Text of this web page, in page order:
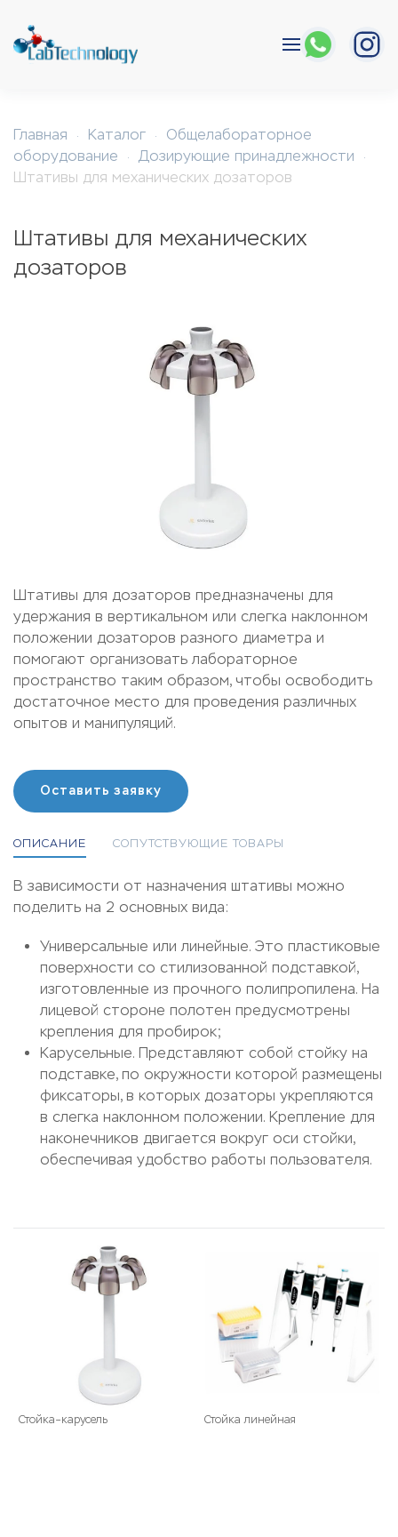
Перейти к содержимому
Главная Каталог
Общелабораторное
оборудование
Дозирующие принадлежности
Штативы для механических дозаторов
Штативы для механических
дозаторов
Штативы для дозаторов предназначены для
удержания в вертикальном или слегка наклонном
положении дозаторов разного диаметра и
помогают организовать лабораторное
пространство таким образом, чтобы освободить
достаточное место для проведения различных
опытов и манипуляций.
Оставить заявку
ОПИСАНИЕ СОПУТСТВУЮЩИЕ ТОВАРЫ
В зависимости от назначения штативы можно
поделить на 2 основных вида:
Универсальные или линейные. Это пластиковые
поверхности со стилизованной подставкой,
изготовленные из прочного полипропилена. На
лицевой стороне полотен предусмотрены
крепления для пробирок;
Карусельные. Представляют собой стойку на
подставке, по окружности которой размещены
фиксаторы, в которых дозаторы укрепляются
в слегка наклонном положении. Крепление для
наконечников двигается вокруг оси стойки,
обеспечивая удобство работы пользователя.
Стойка–карусель Стойка линейная